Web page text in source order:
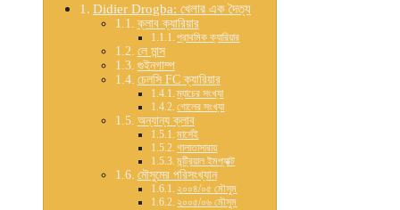
Didier Drogba: খেলার এক দৈত্য
ক্লাব ক্যারিয়ার
প্রাথমিক ক্যারিয়ার
লে মান্স
গুইনগাম্প
চেলসি FC ক্যারিয়ার
ম্যাচের সংখ্যা
গোলের সংখ্যা
অন্যান্য ক্লাব
মার্সেই
গালাতাসারায়
মন্ট্রিয়াল ইমপ্যাক্ট
মৌসুমের পরিসংখ্যান
২০০৪/০৫ মৌসুম
২০০৫/০৬ মৌসুম